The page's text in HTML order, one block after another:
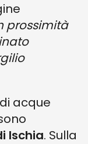
prossimità
acque
Ischia. Sulla